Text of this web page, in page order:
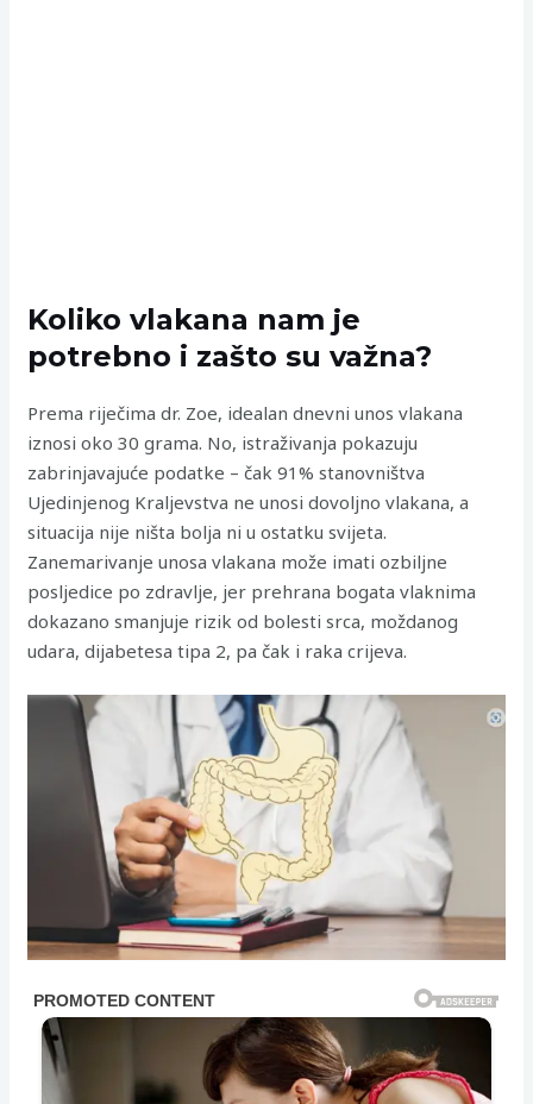
Koliko vlakana nam je
potrebno i zašto su važna?
Prema riječima dr. Zoe, idealan dnevni unos vlakana
iznosi oko 30 grama. No, istraživanja pokazuju
zabrinjavajuće podatke – čak 91% stanovništva
Ujedinjenog Kraljevstva ne unosi dovoljno vlakana, a
situacija nije ništa bolja ni u ostatku svijeta.
Zanemarivanje unosa vlakana može imati ozbiljne
posljedice po zdravlje, jer prehrana bogata vlaknima
dokazano smanjuje rizik od bolesti srca, moždanog
udara, dijabetesa tipa 2, pa čak i raka crijeva.